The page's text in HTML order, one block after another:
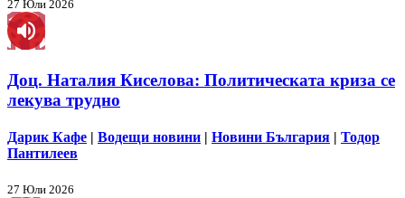
27 Юли 2026
Доц. Наталия Киселова: Политическата криза се
лекува трудно
Дарик Кафе | Водещи новини | Новини България | Тодор
Пантилеев
27 Юли 2026